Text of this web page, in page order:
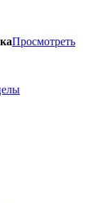
Просмотреть